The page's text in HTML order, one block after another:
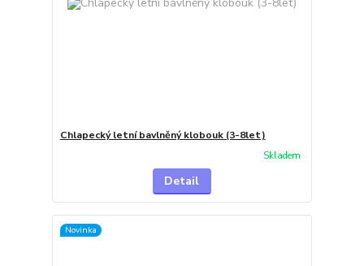
Chlapecký letní bavlněný klobouk (3-8let)
Skladem
Detail
Novinka